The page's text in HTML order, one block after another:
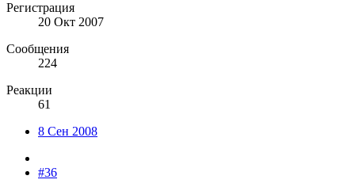
Регистрация
20 Окт 2007
Сообщения
224
Реакции
61
8 Сен 2008
#36